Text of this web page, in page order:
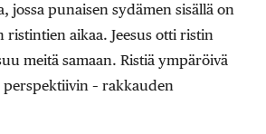
jossa punaisen sydämen sisällä on
ristintien aikaa. Jeesus otti ristin
meitä samaan. Ristiä ympäröivä
– rakkauden